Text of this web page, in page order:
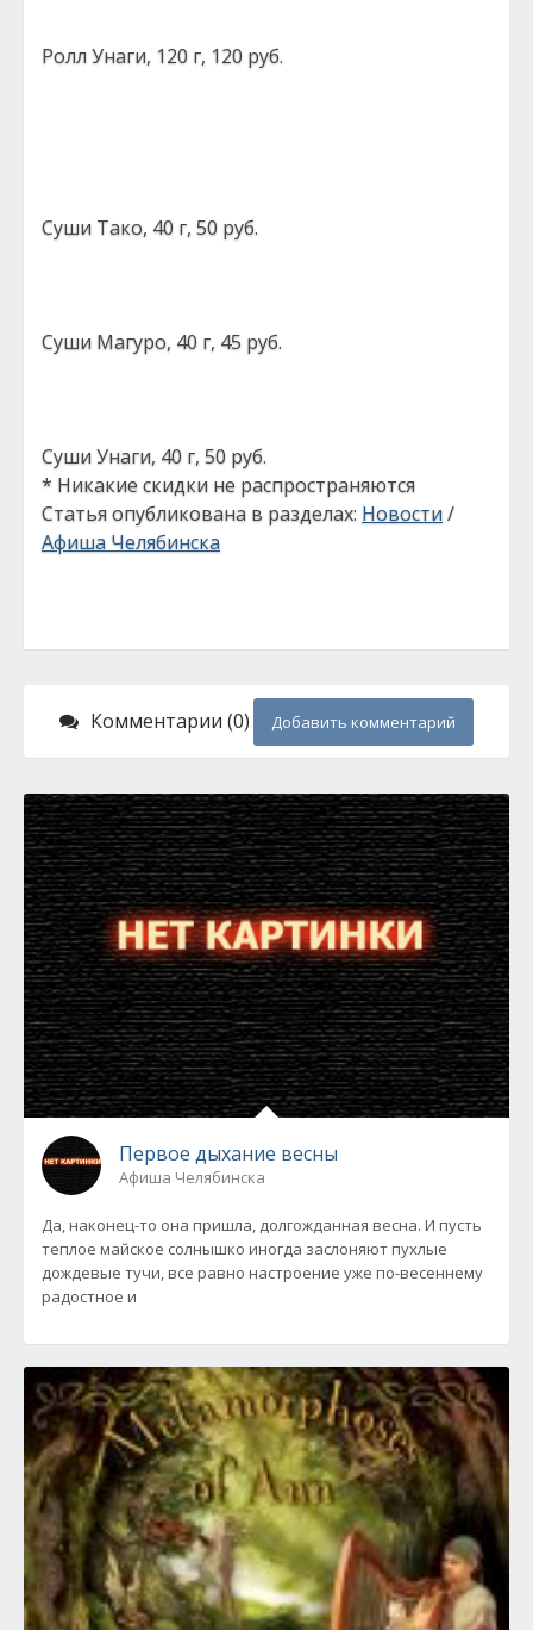
Ролл Унаги, 120 г, 120 руб.
Суши Тако, 40 г, 50 руб.
Суши Магуро, 40 г, 45 руб.
Суши Унаги, 40 г, 50 руб.
* Никакие скидки не распространяются
Статья опубликована в разделах: Новости/
Афиша Челябинска
Комментарии (0) Добавить комментарий
Первое дыхание весны
Афиша Челябинска
Да, наконец-то она пришла, долгожданная весна. И пусть
теплое майское солнышко иногда заслоняют пухлые
дождевые тучи, все равно настроение уже по-весеннему
радостное и